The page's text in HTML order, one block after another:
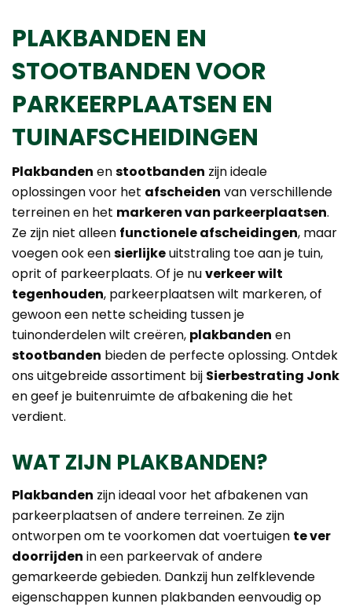
PLAKBANDEN EN
STOOTBANDEN VOOR
PARKEERPLAATSEN EN
TUINAFSCHEIDINGEN
Plakbanden enstootbanden zijn ideale
oplossingen voor het afscheiden van verschillende
terreinen en het markeren van parkeerplaatsen.
Ze zijn niet alleen functionele afscheidingen, maar
voegen ook eensierlijkeuitstraling toe aan je tuin,
oprit of parkeerplaats. Of je nuverkeer wilt
tegenhouden, parkeerplaatsen wilt markeren, of
gewoon een nette scheiding tussen je
tuinonderdelen wilt creëren, plakbanden en
stootbanden bieden de perfecte oplossing. Ontdek
ons uitgebreide assortiment bij Sierbestrating Jonk
en geef je buitenruimte de afbakening die het
verdient.
WAT ZIJN PLAKBANDEN?
Plakbanden zijn ideaal voor het afbakenen van
parkeerplaatsen of andere terreinen. Ze zijn
ontworpen om te voorkomen dat voertuigen te ver
doorrijden in een parkeervak of andere
gemarkeerde gebieden. Dankzij hun zelfklevende
eigenschappen kunnen plakbanden eenvoudig op